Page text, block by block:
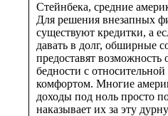
Стейнбека, средние
Для решения внезапных
существуют кредитки, а
давать в долг, обширные
предоставят возможность
бедности с
комфортом. Многие
доходы под ноль просто
наказывает их за эту